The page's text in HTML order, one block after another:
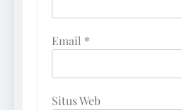
Email *
Situs Web